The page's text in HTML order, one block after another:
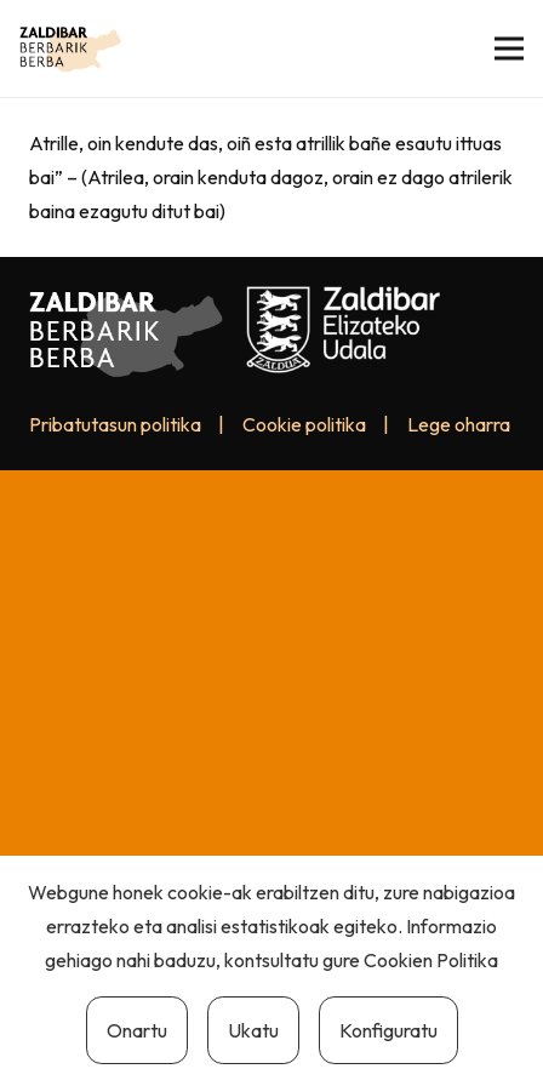
Atrille, oin kendute das, oiñ esta atrillik bañe esautu ittuas
bai” – (Atrilea, orain kenduta dagoz, orain ez dago atrilerik
baina ezagutu ditut bai)
Pribatutasun politika Cookie politika Lege oharra
Webgune honek cookie-ak erabiltzen ditu, zure nabigazioa
errazteko eta analisi estatistikoak egiteko. Informazio
gehiago nahi baduzu, kontsultatu gureCookien Politika
Onartu Ukatu Konfiguratu